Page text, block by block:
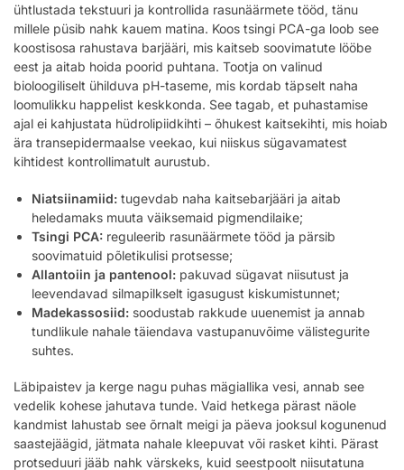
ühtlustada tekstuuri ja kontrollida rasunäärmete tööd, tänu
millele püsib nahk kauem matina. Koos tsingi PCA-ga loob see
koostisosa rahustava barjääri, mis kaitseb soovimatute lööbe
eest ja aitab hoida poorid puhtana. Tootja on valinud
bioloogiliselt ühilduva pH-taseme, mis kordab täpselt naha
loomulikku happelist keskkonda. See tagab, et puhastamise
ajal ei kahjustata hüdrolipiidkihti – õhukest kaitsekihti, mis hoiab
ära transepidermaalse veekao, kui niiskus sügavamatest
kihtidest kontrollimatult aurustub.
Niatsiinamiid: tugevdab naha kaitsebarjääri ja aitab
heledamaks muuta väiksemaid pigmendilaike;
Tsingi PCA: reguleerib rasunäärmete tööd ja pärsib
soovimatuid põletikulisi protsesse;
Allantoiin ja pantenool: pakuvad sügavat niisutust ja
leevendavad silmapilkselt igasugust kiskumistunnet;
Madekassosiid: soodustab rakkude uuenemist ja annab
tundlikule nahale täiendava vastupanuvõime välistegurite
suhtes.
Läbipaistev ja kerge nagu puhas mägiallika vesi, annab see
vedelik kohese jahutava tunde. Vaid hetkega pärast näole
kandmist lahustab see õrnalt meigi ja päeva jooksul kogunenud
saastejäägid, jätmata nahale kleepuvat või rasket kihti. Pärast
protseduuri jääb nahk värskeks, kuid seestpoolt niisutatuna